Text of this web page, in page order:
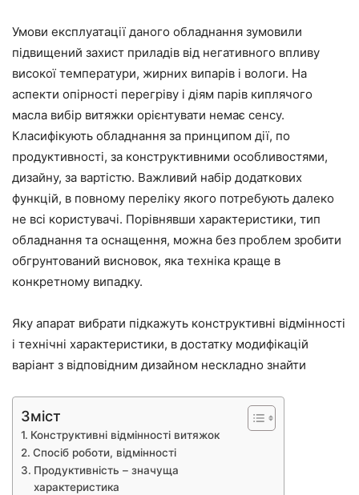
Умови експлуатації даного обладнання зумовили
підвищений захист приладів від негативного впливу
високої температури, жирних випарів і вологи. На
аспекти опірності перегріву і діям парів киплячого
масла вибір витяжки орієнтувати немає сенсу.
Класифікують обладнання за принципом дії, по
продуктивності, за конструктивними особливостями,
дизайну, за вартістю. Важливий набір додаткових
функцій, в повному переліку якого потребують далеко
не всі користувачі. Порівнявши характеристики, тип
обладнання та оснащення, можна без проблем зробити
обгрунтований висновок, яка техніка краще в
конкретному випадку.
Яку апарат вибрати підкажуть конструктивні відмінності
і технічні характеристики, в достатку модифікацій
варіант з відповідним дизайном нескладно знайти
Зміст
Конструктивні відмінності витяжок
Спосіб роботи, відмінності
Продуктивність – значуща
характеристика